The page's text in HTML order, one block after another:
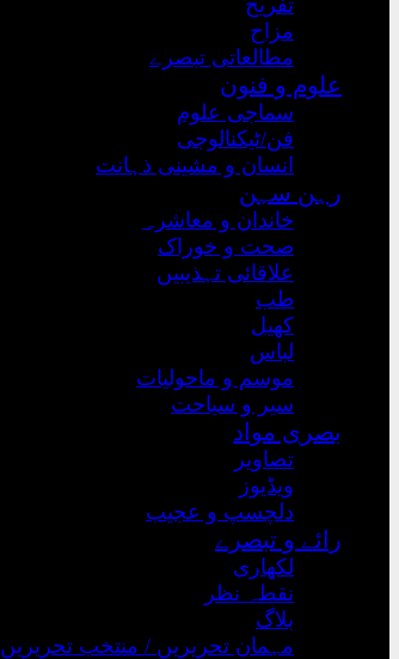
تفریح
مزاح
مطالعاتی تبصرے
علوم و فنون
سماجی علوم
فن/ٹیکنالوجی
انسان و مشینی ذہانت
رہن سہن
خاندان و معاشرہ
صحت و خوراک
علاقائی تہذیبیں
طب
کھیل
لباس
موسم و ماحولیات
سیر و سیاحت
بصری مواد
تصاویر
ویڈیوز
دلچسپ و عجیب
رائے و تبصرے
لکھاری
نقطہ نظر
بلاگ
مہمان تحریریں / منتخب تحریریں